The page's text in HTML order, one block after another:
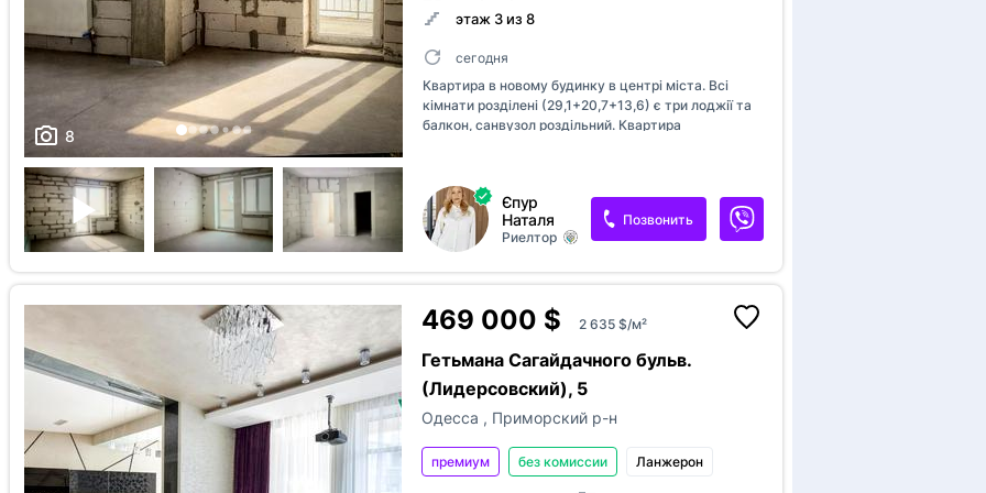
С
видеообзором
С
планировкой
8
этаж 3 из 8
сегодня
Квартира в новому будинку в центрі міста. Всі
кімнати розділені (29,1+20,7+13,6) є три лоджії та
балкон, санвузол роздільний. Квартира
будинку. Будинок дуже теплий. В будинку є власна
котельня, резервне живлення під час відключення
світла, резервуар з водою, підземний паркінг,
фітнес зал. Біля будинку 2 школи, Ринок Привоз, до
Єпур
Наталя
Риелтор
Позвонить
469 000 $ 2 635 $/м²
Гетьмана Сагайдачного бульв.
(Лидерсовский), 5
Одесса , Приморский р-н
премиум без комиссии Ланжерон